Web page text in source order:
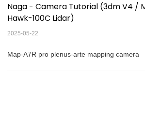
Naga - Camera Tutorial (3dm V4 /
Hawk-100C Lidar)
2025-05-22
Map-A7R pro plenus-arte mapping camera